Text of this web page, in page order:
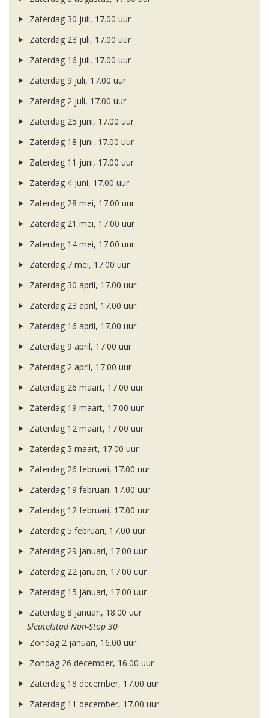
Zaterdag 30 juli, 17.00 uur
Zaterdag 23 juli, 17.00 uur
Zaterdag 16 juli, 17.00 uur
Zaterdag 9 juli, 17.00 uur
Zaterdag 2 juli, 17.00 uur
Zaterdag 25 juni, 17.00 uur
Zaterdag 18 juni, 17.00 uur
Zaterdag 11 juni, 17.00 uur
Zaterdag 4 juni, 17.00 uur
Zaterdag 28 mei, 17.00 uur
Zaterdag 21 mei, 17.00 uur
Zaterdag 14 mei, 17.00 uur
Zaterdag 7 mei, 17.00 uur
Zaterdag 30 april, 17.00 uur
Zaterdag 23 april, 17.00 uur
Zaterdag 16 april, 17.00 uur
Zaterdag 9 april, 17.00 uur
Zaterdag 2 april, 17.00 uur
Zaterdag 26 maart, 17.00 uur
Zaterdag 19 maart, 17.00 uur
Zaterdag 12 maart, 17.00 uur
Zaterdag 5 maart, 17.00 uur
Zaterdag 26 februari, 17.00 uur
Zaterdag 19 februari, 17.00 uur
Zaterdag 12 februari, 17.00 uur
Zaterdag 5 februari, 17.00 uur
Zaterdag 29 januari, 17.00 uur
Zaterdag 22 januari, 17.00 uur
Zaterdag 15 januari, 17.00 uur
Zaterdag 8 januari, 18.00 uur
Sleutelstad Non-Stop 30
Zondag 2 januari, 16.00 uur
Zondag 26 december, 16.00 uur
Zaterdag 18 december, 17.00 uur
Zaterdag 11 december, 17.00 uur